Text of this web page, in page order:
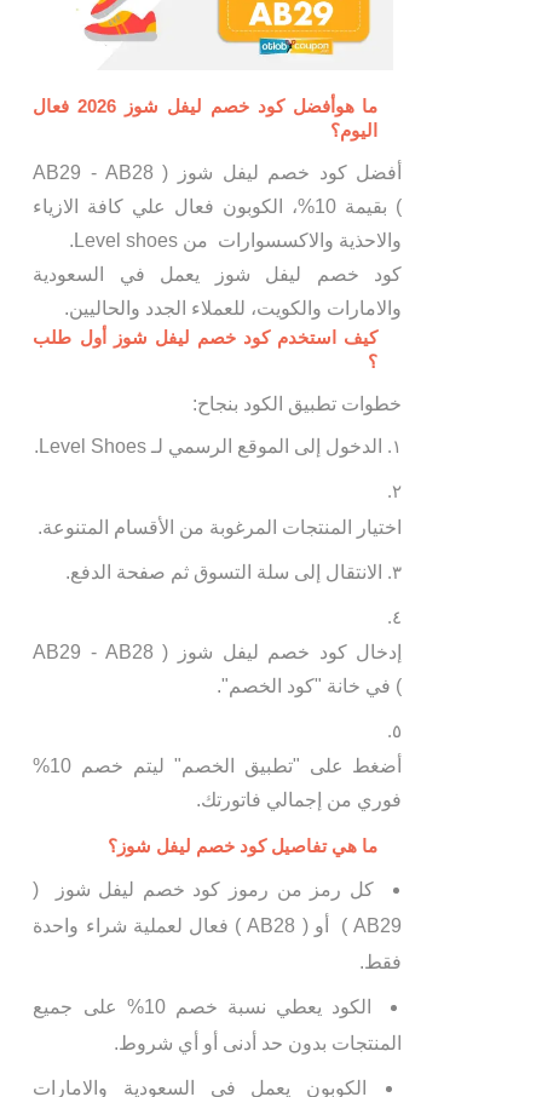
ما هوأفضل كود خصم ليفل شوز 2026 فعال
اليوم؟
أفضل كود خصم ليفل شوز ( AB29 - AB28
) بقيمة 10%، الكوبون فعال علي كافة الازياء
والاحذية والاكسسوارات من Level shoes.
كود خصم ليفل شوز يعمل في السعودية
والامارات والكويت، للعملاء الجدد والحاليين.
كيف استخدم كود خصم ليفل شوز أول طلب
؟
خطوات تطبيق الكود بنجاح:
الدخول إلى الموقع الرسمي لـ Level Shoes.
اختيار المنتجات المرغوبة من الأقسام المتنوعة.
الانتقال إلى سلة التسوق ثم صفحة الدفع.
إدخال كود خصم ليفل شوز ( AB29 - AB28
) في خانة "كود الخصم".
أضغط على "تطبيق الخصم" ليتم خصم 10%
فوري من إجمالي فاتورتك.
ما هي تفاصيل كود خصم ليفل شوز؟
كل رمز من رموز كود خصم ليفل شوز (
AB29 ) أو ( AB28 ) فعال لعملية شراء واحدة
فقط.
الكود يعطي نسبة خصم 10% على جميع
المنتجات بدون حد أدنى أو أي شروط.
الكوبون يعمل في السعودية والامارات